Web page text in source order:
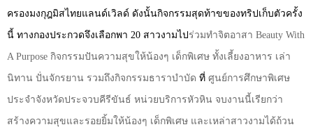
ครองมงกุฎมิสไทยแลนด์เวิลด์ ดังนั้นกิจกรรมสุดท้าขของทริปเก็บตัวครั้ง
นี้ ทางกองประกวดจึงเลือกพา 20 สาวงามไป ร่วมทำจิตอาสา Beauty With
A Purpose กิจกรรมปันความสุขให้น้องๆ เด็กพิเศษ ทั้งเลี้ยงอาหาร เล่า
นิทาน ปั่นจักรยาน รวมถึงกิจกรรมธาราบำบัด ที่ ศูนย์การศึกษาพิเศษ
ประจำจังหวัดประจวบคีรีขันธ์ หน่วยบริการหัวหิน จบงานนี้เรียกว่า
สร้างความสุขและรอยยิ้มให้น้องๆ เด็กพิเศษ และเหล่าสาวงามได้ถ้วน